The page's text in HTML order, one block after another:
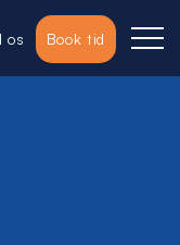
os Book tid